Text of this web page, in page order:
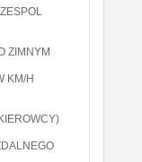
ZIMNYM
KM/H